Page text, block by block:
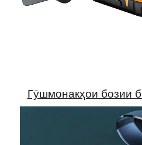
Гӯшмонакҳои бозии